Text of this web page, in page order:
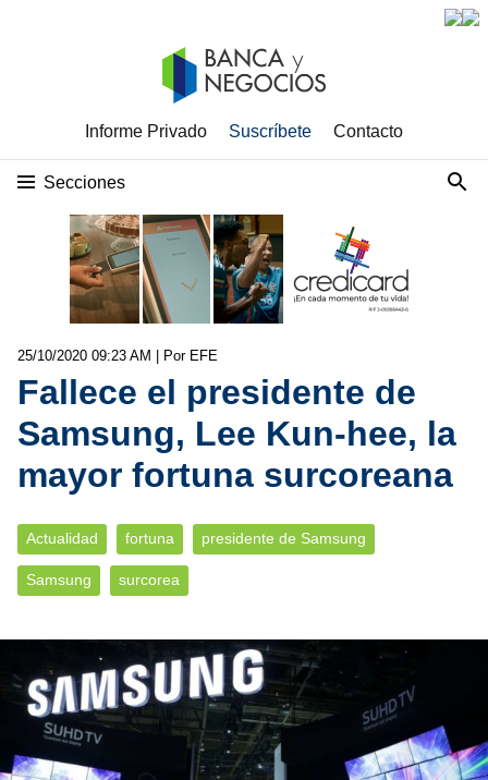
Informe Privado Suscríbete Contacto
Secciones
25/10/2020 09:23 AM | Por EFE
Fallece el presidente de
Samsung, Lee Kun-hee, la
mayor fortuna surcoreana
Actualidad fortuna presidente de Samsung
Samsung surcorea